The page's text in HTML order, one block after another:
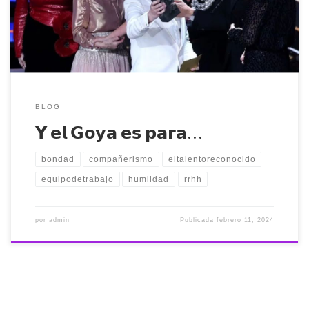
digno de una humildad de las que ya no se llevan. Cada uno de
nosotros llevamos un talento digno […]
BLOG
𝗬 𝗲𝗹 𝗚𝗼𝘆𝗮 𝗲𝘀 𝗽𝗮𝗿𝗮…
bondad compañerismo eltalentoreconocido
equipodetrabajo humildad rrhh
por admin Publicadafebrero 11, 2024